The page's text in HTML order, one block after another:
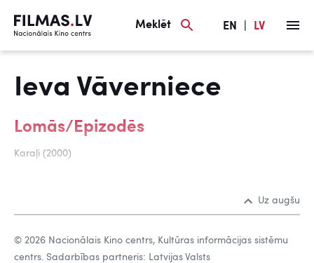
Meklēt EN LV
Ieva Vāverniece
Lomās/Epizodēs
Karaļi (2000)
Uz augšu
© 2026 Nacionālais Kino centrs, Kultūras informācijas sistēmu
centrs. Sadarbības partneris: Latvijas Valsts